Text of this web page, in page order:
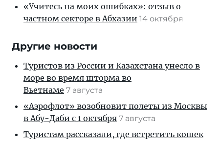
«Учитесь на моих ошибках»: отзыв о
частном секторе в Абхазии 14 октября
Другие новости
Туристов из России и Казахстана унесло в
море во время шторма во
Вьетнаме 7 августа
«Аэрофлот» возобновит полеты из Москвы
в Абу-Даби с 1 октября 7 августа
Туристам рассказали, где встретить кошек